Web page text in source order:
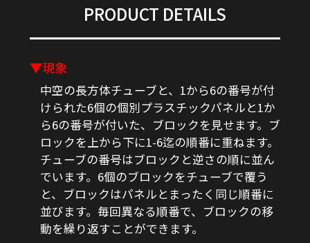
PRODUCT DETAILS
▼現象
中空の長方体チューブと、1から6の番号が付
けられた6個の個別プラスチックパネルと1か
ら6の番号が付いた、ブロックを見せます。ブ
ロックを上から下に1-6迄の順番に重ねます。
チューブの番号はブロックと逆さの順に並ん
でいます。6個のブロックをチューブで覆う
と、ブロックはパネルとまったく同じ順番に
並びます。毎回異なる順番で、ブロックの移
動を繰り返すことができます。